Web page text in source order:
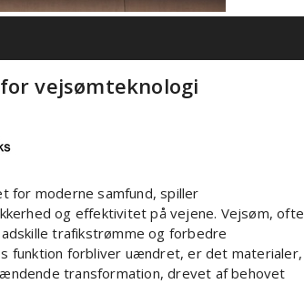
vejsømteknologi
for moderne samfund, spiller
og effektivitet på vejene. Vejsøm, ofte
trafikstrømme og forbedre
funktion forbliver uændret, er det materialer,
transformation, drevet af behovet